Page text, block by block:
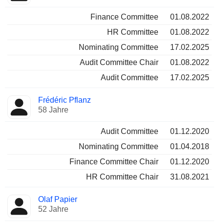
Finance Committee
01.08.2022
HR Committee
01.08.2022
Nominating Committee
17.02.2025
Audit Committee Chair
01.08.2022
Audit Committee
17.02.2025
Frédéric Pflanz
58 Jahre
Audit Committee
01.12.2020
Nominating Committee
01.04.2018
Finance Committee Chair
01.12.2020
HR Committee Chair
31.08.2021
Olaf Papier
52 Jahre